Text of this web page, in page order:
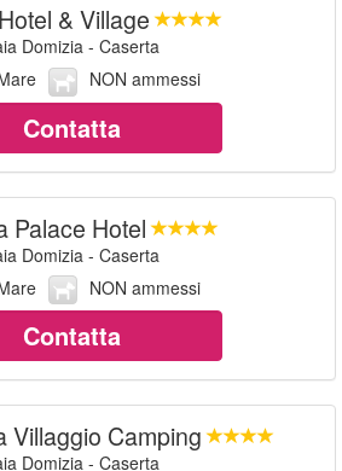
& Village
Domizia - Caserta
NON ammessi
Contatta
Palace Hotel
Domizia - Caserta
NON ammessi
Contatta
Villaggio Camping
Domizia - Caserta